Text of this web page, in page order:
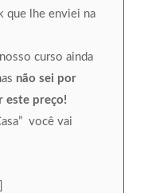
que lhe enviei na
curso ainda
não sei por
este preço!
você vai